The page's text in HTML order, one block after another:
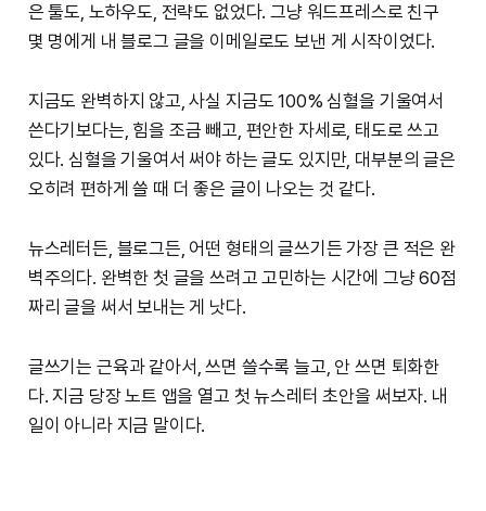
은 툴도, 노하우도, 전략도 없었다. 그냥 워드프레스로 친구
몇 명에게 내 블로그 글을 이메일로도 보낸 게 시작이었다.
지금도 완벽하지 않고, 사실 지금도 100% 심혈을 기울여서
쓴다기보다는, 힘을 조금 빼고, 편안한 자세로, 태도로 쓰고
있다. 심혈을 기울여서 써야 하는 글도 있지만, 대부분의 글은
오히려 편하게 쓸 때 더 좋은 글이 나오는 것 같다.
뉴스레터든, 블로그든, 어떤 형태의 글쓰기든 가장 큰 적은 완
벽주의다. 완벽한 첫 글을 쓰려고 고민하는 시간에 그냥 60점
짜리 글을 써서 보내는 게 낫다.
글쓰기는 근육과 같아서, 쓰면 쓸수록 늘고, 안 쓰면 퇴화한
다. 지금 당장 노트 앱을 열고 첫 뉴스레터 초안을 써보자. 내
일이 아니라 지금 말이다.